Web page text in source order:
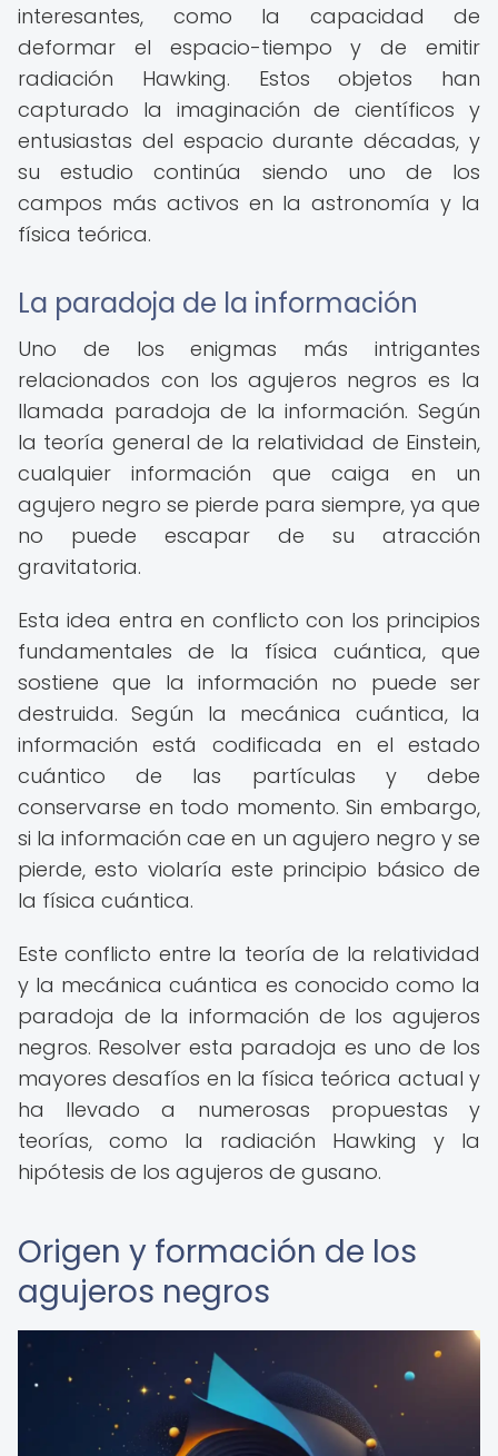
interesantes, como la capacidad de
deformar el espacio-tiempo y de emitir
radiación Hawking. Estos objetos han
capturado la imaginación de científicos y
entusiastas del espacio durante décadas, y
su estudio continúa siendo uno de los
campos más activos en la astronomía y la
física teórica.
La paradoja de la información
Uno de los enigmas más intrigantes
relacionados con los agujeros negros es la
llamada paradoja de la información. Según
la teoría general de la relatividad de Einstein,
cualquier información que caiga en un
agujero negro se pierde para siempre, ya que
no puede escapar de su atracción
gravitatoria.
Esta idea entra en conflicto con los principios
fundamentales de la física cuántica, que
sostiene que la información no puede ser
destruida. Según la mecánica cuántica, la
información está codificada en el estado
cuántico de las partículas y debe
conservarse en todo momento. Sin embargo,
si la información cae en un agujero negro y se
pierde, esto violaría este principio básico de
la física cuántica.
Este conflicto entre la teoría de la relatividad
y la mecánica cuántica es conocido como la
paradoja de la información de los agujeros
negros. Resolver esta paradoja es uno de los
mayores desafíos en la física teórica actual y
ha llevado a numerosas propuestas y
teorías, como la radiación Hawking y la
hipótesis de los agujeros de gusano.
Origen y formación de los
agujeros negros